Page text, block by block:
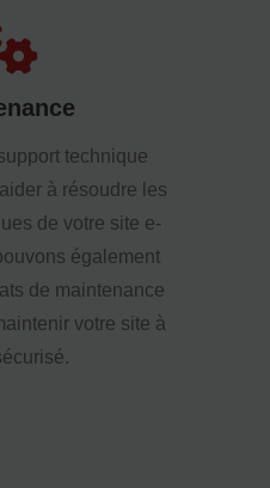
technique
à résoudre les
de votre site e-
également
de maintenance
votre site à